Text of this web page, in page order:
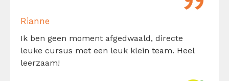
Rianne
Ik ben geen moment afgedwaald, directe
leuke cursus met een leuk klein team. Heel
leerzaam!